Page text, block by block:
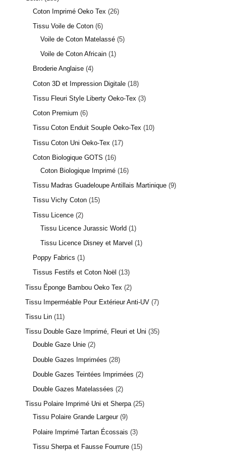
2 avis
Coton Imprimé Oeko Tex
26
Tissu Voile de Coton 6
Voile de Coton Matelassé 5
Voile de Coton Africain 1
Broderie Anglaise 4
Coton 3D et Impression Digitale 18
Tissu Fleuri Style Liberty Oeko-Tex 3
Coton Premium 6
Tissu Coton Enduit Souple Oeko-Tex
10
Tissu Coton Uni Oeko-Tex
17
Coton Biologique GOTS
16
Coton Biologique Imprimé 16
Tissu Madras Guadeloupe Antillais Martinique 9
Tissu Vichy Coton 15
Tissu Licence 2
Tissu Licence Jurassic World 1
Tissu Licence Disney et Marvel
1
Poppy Fabrics
1
Tissus Festifs et Coton Noël
13
Tissu Éponge Bambou Oeko Tex
2
Tissu Imperméable Pour Extérieur Anti-UV 7
Tissu Lin 11
Tissu Double Gaze Imprimé, Fleuri et Uni 35
Double Gaze Unie 2
Double Gazes Imprimées
28
Double Gazes Teintées Imprimées
2
Double Gazes Matelassées 2
Tissu Polaire Imprimé Uni et Sherpa 25
Tissu Polaire Grande Largeur 9
Polaire Imprimé Tartan Écossais 3
Tissu Sherpa et Fausse Fourrure 15